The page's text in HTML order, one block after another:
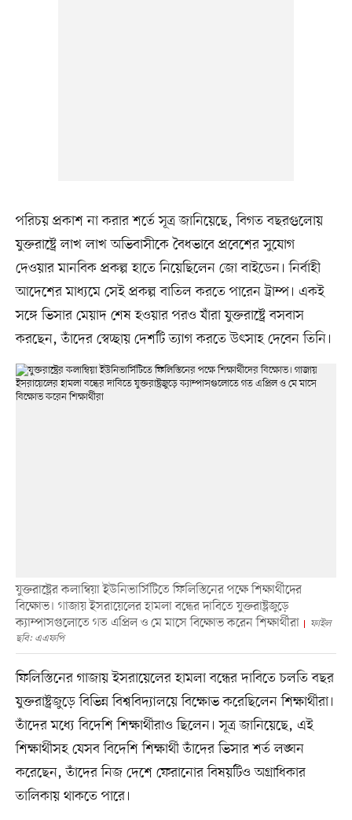
পরিচয় প্রকাশ না করার শর্তে সূত্র জানিয়েছে, বিগত বছরগুলোয়
যুক্তরাষ্ট্রে লাখ লাখ অভিবাসীকে বৈধভাবে প্রবেশের সুযোগ
দেওয়ার মানবিক প্রকল্প হাতে নিয়েছিলেন জো বাইডেন। নির্বাহী
আদেশের মাধ্যমে সেই প্রকল্প বাতিল করতে পারেন ট্রাম্প। একই
সঙ্গে ভিসার মেয়াদ শেষ হওয়ার পরও যাঁরা যুক্তরাষ্ট্রে বসবাস
করছেন, তাঁদের স্বেচ্ছায় দেশটি ত্যাগ করতে উৎসাহ দেবেন তিনি।
যুক্তরাষ্ট্রের কলাম্বিয়া ইউনিভার্সিটিতে ফিলিস্তিনের পক্ষে শিক্ষার্থীদের
বিক্ষোভ। গাজায় ইসরায়েলের হামলা বন্ধের দাবিতে যুক্তরাষ্ট্রজুড়ে
ক্যাম্পাসগুলোতে গত এপ্রিল ও মে মাসে বিক্ষোভ করেন শিক্ষার্থীরা
ফাইল
ছবি: এএফপি
ফিলিস্তিনের গাজায় ইসরায়েলের হামলা বন্ধের দাবিতে চলতি বছর
যুক্তরাষ্ট্রজুড়ে বিভিন্ন বিশ্ববিদ্যালয়ে বিক্ষোভ করেছিলেন শিক্ষার্থীরা।
তাঁদের মধ্যে বিদেশি শিক্ষার্থীরাও ছিলেন। সূত্র জানিয়েছে, এই
শিক্ষার্থীসহ যেসব বিদেশি শিক্ষার্থী তাঁদের ভিসার শর্ত লঙ্ঘন
করেছেন, তাঁদের নিজ দেশে ফেরানোর বিষয়টিও অগ্রাধিকার
তালিকায় থাকতে পারে।